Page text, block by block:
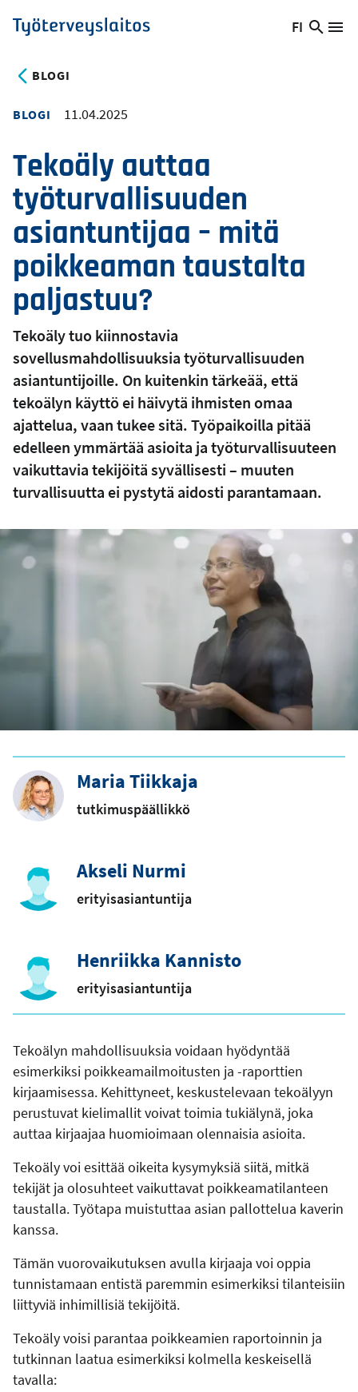
Hyppää
pääsisältöön
Työterveyslaitos
Vaihda
FI
Hae
BLOGI
BLOGI 11.04.2025
Tekoäly auttaa
työturvallisuuden
asiantuntijaa – mitä
poikkeaman taustalta
paljastuu?
Tekoäly tuo kiinnostavia
sovellusmahdollisuuksia työturvallisuuden
asiantuntijoille. On kuitenkin tärkeää, että
tekoälyn käyttö ei häivytä ihmisten omaa
ajattelua, vaan tukee sitä. Työpaikoilla pitää
edelleen ymmärtää asioita ja työturvallisuuteen
vaikuttavia tekijöitä syvällisesti – muuten
turvallisuutta ei pystytä aidosti parantamaan.
Maria Tiikkaja
tutkimuspäällikkö
Akseli Nurmi
erityisasiantuntija
Henriikka Kannisto
erityisasiantuntija
Tekoälyn mahdollisuuksia voidaan hyödyntää
esimerkiksi poikkeamailmoitusten ja -raporttien
kirjaamisessa. Kehittyneet, keskustelevaan tekoälyyn
perustuvat kielimallit voivat toimia tukiälynä, joka
auttaa kirjaajaa huomioimaan olennaisia asioita.
Tekoäly voi esittää oikeita kysymyksiä siitä, mitkä
tekijät ja olosuhteet vaikuttavat poikkeamatilanteen
taustalla. Työtapa muistuttaa asian pallottelua kaverin
kanssa.
Tämän vuorovaikutuksen avulla kirjaaja voi oppia
tunnistamaan entistä paremmin esimerkiksi tilanteisiin
liittyviä inhimillisiä tekijöitä.
Tekoäly voisi parantaa poikkeamien raportoinnin ja
tutkinnan laatua esimerkiksi kolmella keskeisellä
tavalla: